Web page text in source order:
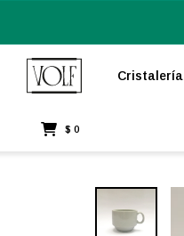
Cristalería
$ 0